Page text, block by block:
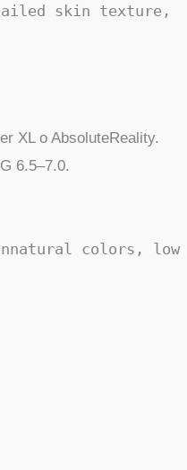
skin texture,
XL o AbsoluteReality.
6.5–7.0.
colors, low